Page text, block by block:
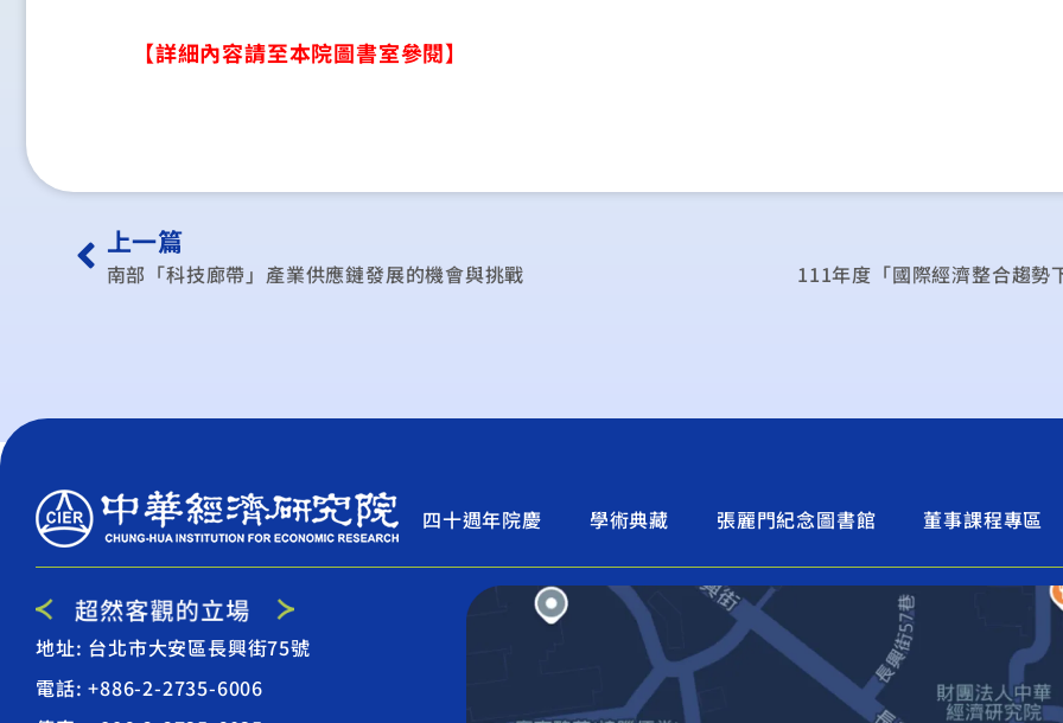
【詳細內容請至本院圖書室參閱】
上一篇
南部「科技廊帶」產業供應鏈發展的機會與挑戰
四十週年院慶 學術典藏 張麗門紀念圖書館 董事課程專區
地址: 台北市大安區長興街75號
電話: +886-2-2735-6006